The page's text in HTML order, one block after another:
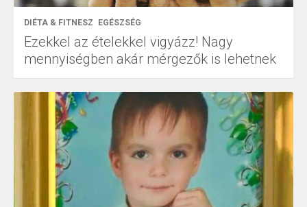
DIÉTA & FITNESZ EGÉSZSÉG
Ezekkel az ételekkel vigyázz! Nagy
mennyiségben akár mérgezők is lehetnek